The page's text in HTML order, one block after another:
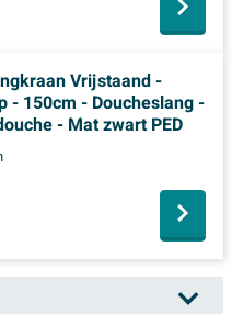
Vrijstaand -
- 150cm - Doucheslang -
- Mat zwart PED